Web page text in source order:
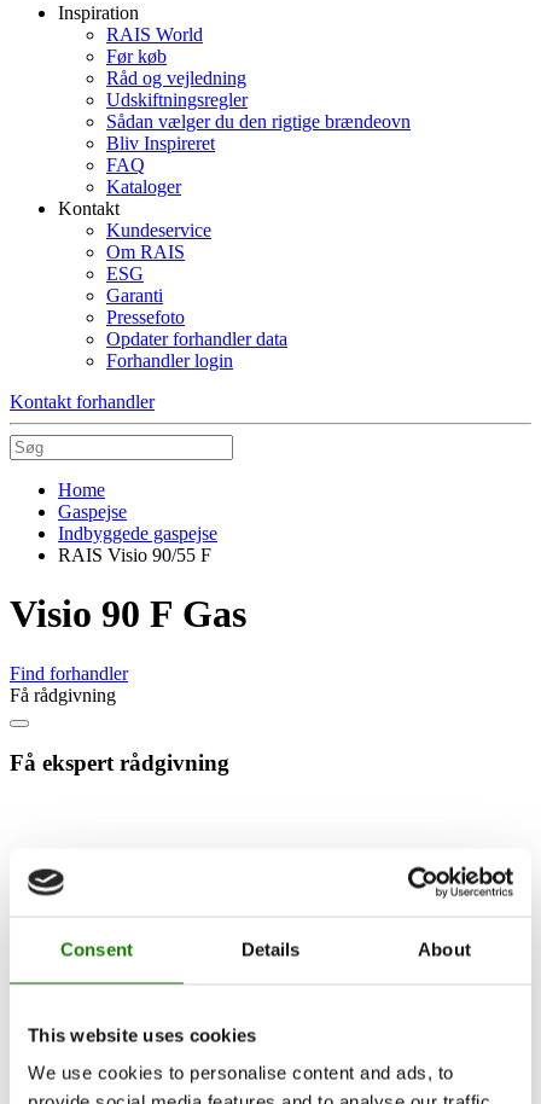
Consent Details About
This website uses cookies
We use cookies to personalise content and ads, to
Inspiration
RAIS World
Før køb
Råd og vejledning
Udskiftningsregler
Sådan vælger du den rigtige brændeovn
Bliv Inspireret
FAQ
Kataloger
Kontakt
Kundeservice
Om RAIS
ESG
Garanti
Pressefoto
Opdater forhandler data
Forhandler login
Kontakt forhandler
Home
Gaspejse
Indbyggede gaspejse
RAIS Visio 90/55 F
Visio 90 F Gas
Find forhandler
Få rådgivning
Få ekspert rådgivning